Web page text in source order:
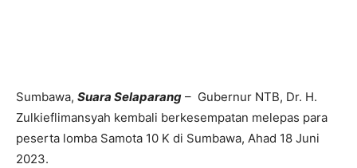
Sumbawa, Suara Selaparang – Gubernur NTB, Dr. H.
Zulkieflimansyah kembali berkesempatan melepas para
peserta lomba Samota 10 K di Sumbawa, Ahad 18 Juni
2023.